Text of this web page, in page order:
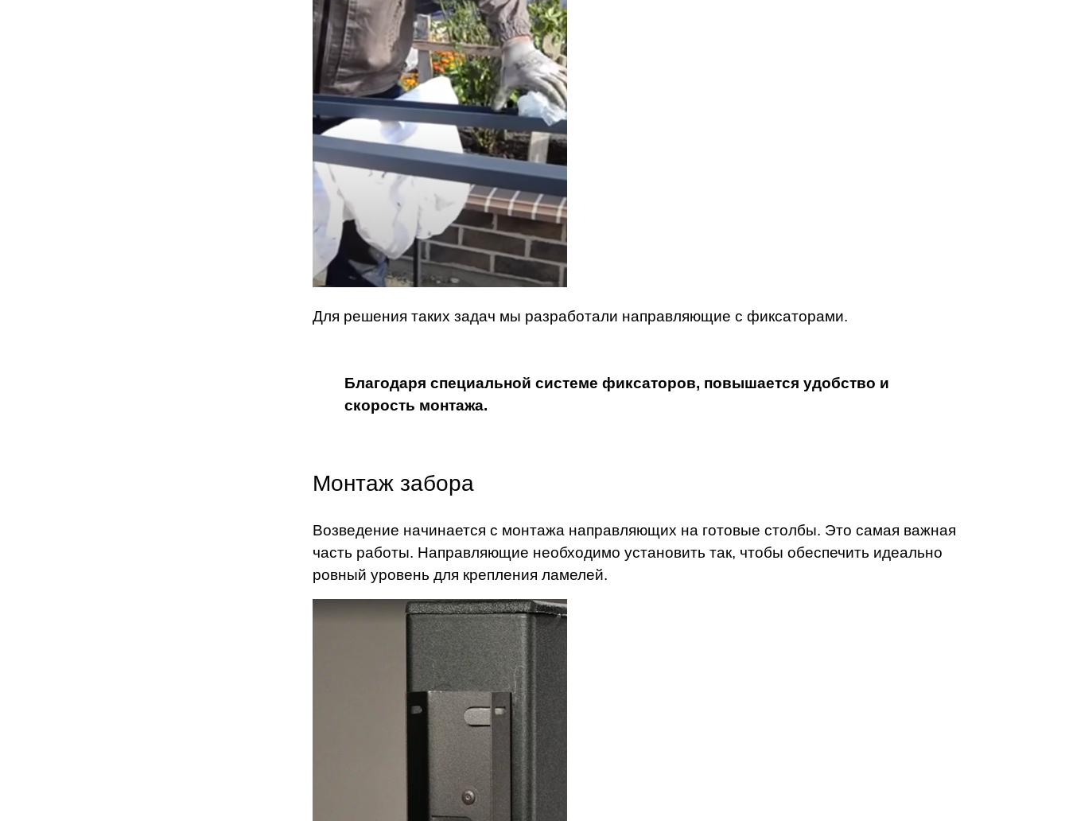
Для решения таких задач мы разработали направляющие с фиксаторами.
Благодаря специальной системе фиксаторов, повышается удобство и
скорость монтажа.
Монтаж забора
Возведение начинается с монтажа направляющих на готовые столбы. Это самая важная
часть работы. Направляющие необходимо установить так, чтобы обеспечить идеально
ровный уровень для крепления ламелей.